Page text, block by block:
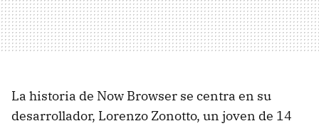
La historia de Now Browser se centra en su
desarrollador, Lorenzo Zonotto, un joven de 14